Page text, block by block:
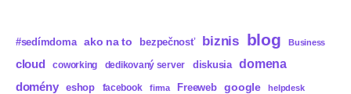
#sedímdoma ako na to bezpečnosť biznis blog Business
cloud coworking dedikovaný server diskusia domena
domény eshop facebook firma Freeweb google helpdesk